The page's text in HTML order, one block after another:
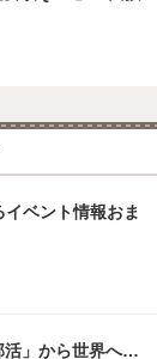
イベント情報おま
活」から世界へ…